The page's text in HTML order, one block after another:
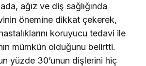
ağız ve diş sağlığında
önemine dikkat çekerek,
koruyucu tedavi ile
mümkün olduğunu belirtti.
yüzde 30’unun dişlerini hiç